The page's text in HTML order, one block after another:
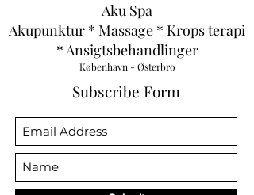
Aku Spa
Akupunktur * Massage * Krops terapi
* Ansigtsbehandlinger
København - Østerbro
Subscribe Form